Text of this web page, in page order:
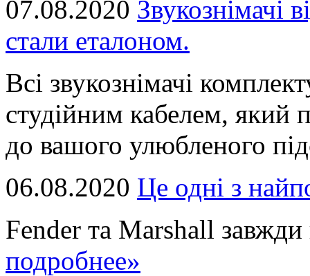
07.08.2020 Звукознімачі
стали еталоном.
Всі звукознімачі
студійним кабелем, який
до вашого улюбленого
06.08.2020 Це однi з
Fender та Marshall завжди
подробнее»